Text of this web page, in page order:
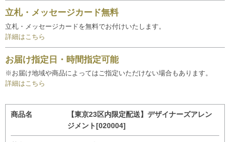
立札・メッセージカード無料
立札・メッセージカードを無料でお付けいたします。
詳細はこちら
お届け指定日・時間指定可能
※お届け地域や商品によってはご指定いただけない場合もあります。
詳細はこちら
商品名
【東京23区内限定配送】デザイナーズアレン
ジメント[020004]